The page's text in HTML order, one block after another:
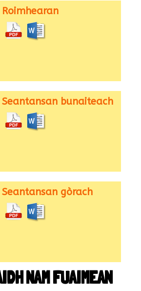
Roimhearan
Seantansan bunaiteach
Seantansan gòrach
NAM FUAIMEAN